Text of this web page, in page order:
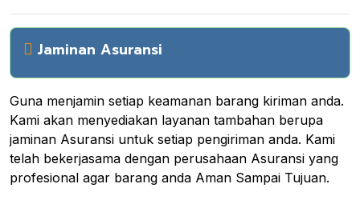
Jaminan Asuransi
Guna menjamin setiap keamanan barang kiriman anda.
Kami akan menyediakan layanan tambahan berupa
jaminan Asuransi untuk setiap pengiriman anda. Kami
telah bekerjasama dengan perusahaan Asuransi yang
profesional agar barang anda Aman Sampai Tujuan.